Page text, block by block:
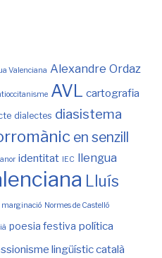
Valenciana Alexandre Ordaz
AVL cartografia
dialectes diasistema
en senzill
identitat IEC llengua
Lluís
marginació Normes de Castelló
poesia festiva política
lingüístic català